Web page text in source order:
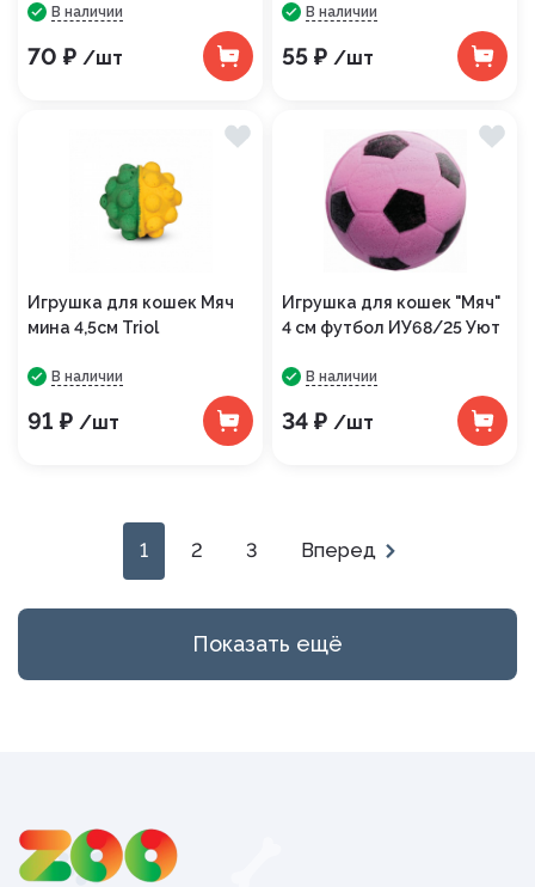
В наличии
70 ₽ /шт
В наличии
55 ₽ /шт
Игрушка для кошек Мяч
мина 4,5см Triol
В наличии
91 ₽ /шт
Игрушка для кошек "Мяч"
4 см футбол ИУ68/25 Уют
В наличии
34 ₽ /шт
1 2 3 Вперед
Показать ещё